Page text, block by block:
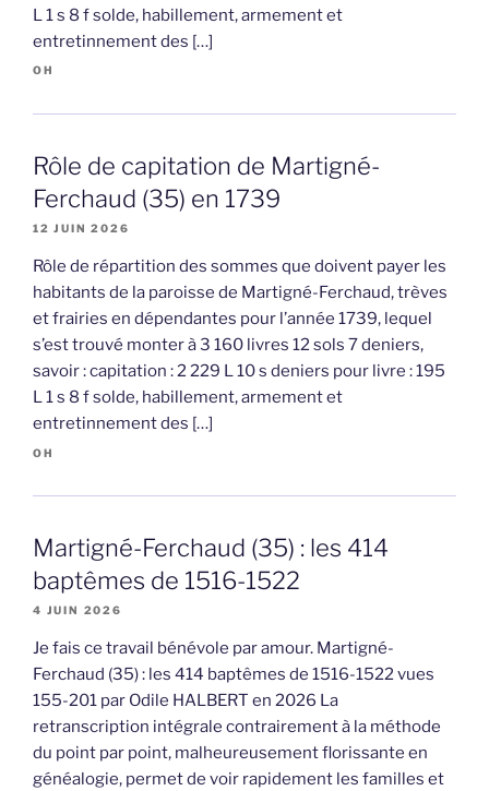
L 1 s 8 f solde, habillement, armement et
entretinnement des […]
OH
Rôle de capitation de Martigné-
Ferchaud (35) en 1739
12 JUIN 2026
Rôle de répartition des sommes que doivent payer les
habitants de la paroisse de Martigné-Ferchaud, trèves
et frairies en dépendantes pour l’année 1739, lequel
s’est trouvé monter à 3 160 livres 12 sols 7 deniers,
savoir : capitation : 2 229 L 10 s deniers pour livre : 195
L 1 s 8 f solde, habillement, armement et
entretinnement des […]
OH
Martigné-Ferchaud (35) : les 414
baptêmes de 1516-1522
4 JUIN 2026
Je fais ce travail bénévole par amour. Martigné-
Ferchaud (35) : les 414 baptêmes de 1516-1522 vues
155-201 par Odile HALBERT en 2026 La
retranscription intégrale contrairement à la méthode
du point par point, malheureusement florissante en
généalogie, permet de voir rapidement les familles et